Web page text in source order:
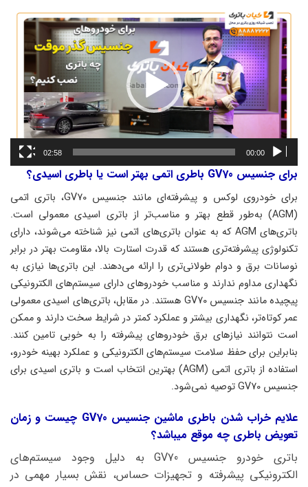
نمایشگر
ویدیو
00:00
02:58
برای جنسیس GV70 باطری اتمی بهتر است یا باطری اسیدی؟
برای خودروی لوکس و پیشرفته‌ای مانند جنسیس GV70، باتری اتمی
(AGM) به‌طور قطع بهتر و مناسب‌تر از باتری اسیدی معمولی است.
باتری‌های AGM که به عنوان باتری‌های اتمی نیز شناخته می‌شوند، دارای
تکنولوژی پیشرفته‌تری هستند که قدرت استارت بالا، مقاومت بهتر در برابر
نوسانات برق و دوام طولانی‌تری را ارائه می‌دهند. این باتری‌ها نیازی به
نگهداری مداوم ندارند و مناسب خودروهای دارای سیستم‌های الکترونیکی
پیچیده مانند جنسیس GV70 هستند. در مقابل، باتری‌های اسیدی معمولی
عمر کوتاه‌تر، نگهداری بیشتر و عملکرد کمتر در شرایط سخت دارند و ممکن
است نتوانند نیازهای برق خودروهای پیشرفته را به خوبی تامین کنند.
بنابراین برای حفظ سلامت سیستم‌های الکترونیکی و عملکرد بهینه خودرو،
استفاده از باتری اتمی (AGM) بهترین انتخاب است و باتری اسیدی برای
جنسیس GV70 توصیه نمی‌شود.
علایم خراب شدن باطری ماشین جنسیس GV70 چیست و زمان
تعویض باطری چه موقع میباشد؟
باتری خودرو جنسیس GV70 به دلیل وجود سیستم‌های
الکترونیکی پیشرفته و تجهیزات حساس، نقش بسیار مهمی در